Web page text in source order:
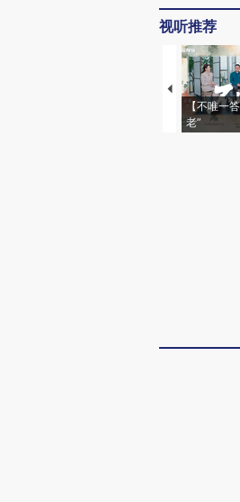
视听推荐
【不唯一
老”